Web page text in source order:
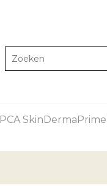
Zoeken
PCA SkinDermaPrime